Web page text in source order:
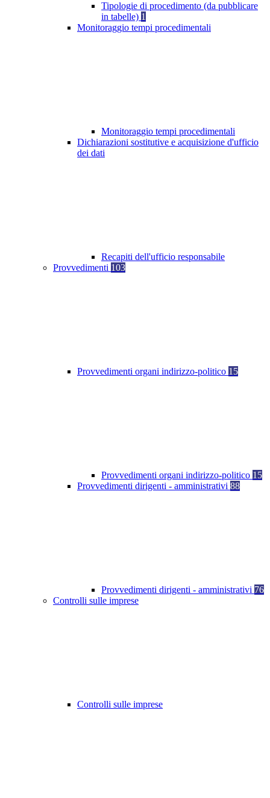
Tipologie di procedimento (da pubblicare
in tabelle) 1
Monitoraggio tempi procedimentali
Monitoraggio tempi procedimentali
Dichiarazioni sostitutive e acquisizione d'ufficio
dei dati
Recapiti dell'ufficio responsabile
Provvedimenti 103
Provvedimenti organi indirizzo-politico 15
Provvedimenti organi indirizzo-politico 15
Provvedimenti dirigenti - amministrativi 88
Provvedimenti dirigenti - amministrativi 76
Controlli sulle imprese
Controlli sulle imprese